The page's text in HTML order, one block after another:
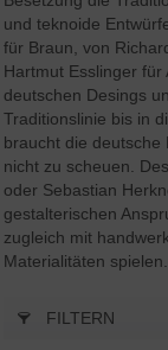
und teknoide
für Braun, von
Hartmut Esslinger
deutschen Desings
Traditionslinie bis in
braucht die deutsche
nicht zu scheuen.
oder Sebastian
gestalterischen
zugleich mit
Materialitäten spielen.
FILTERN